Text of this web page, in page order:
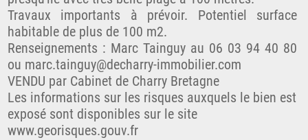
Travaux importants à prévoir. Potentiel surface
habitable de plus de 100 m2.
Renseignements : Marc Tainguy au 06 03 94 40 80
ou marc.tainguy@decharry-immobilier.com
VENDU par Cabinet de Charry Bretagne
Les informations sur les risques auxquels le bien est
exposé sont disponibles sur le site
www.georisques.gouv.fr